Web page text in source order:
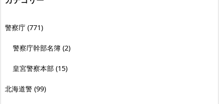
警察庁 (771)
警察庁幹部名簿 (2)
皇宮警察本部 (15)
北海道警 (99)